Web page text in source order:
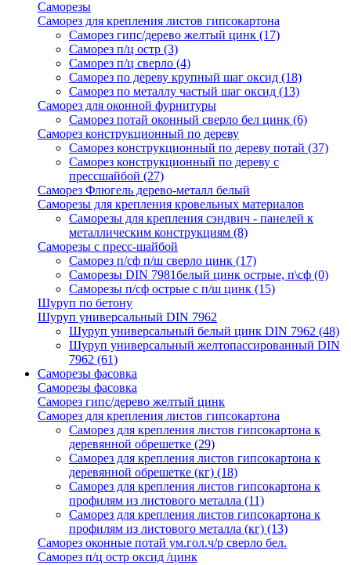
Саморезы
Саморез для крепления листов гипсокартона
Саморез гипс/дерево желтый цинк (17)
Саморез п/ц остр (3)
Саморез п/ц сверло (4)
Саморез по дереву крупный шаг оксид (18)
Саморез по металлу частый шаг оксид (13)
Саморез для оконной фурнитуры
Саморез потай оконный сверло бел цинк (6)
Саморез конструкционный по дереву
Саморез конструкционный по дереву потай (37)
Саморез конструкционный по дереву с
прессшайбой (27)
Саморез Флюгель дерево-металл белый
Саморезы для крепления кровельных материалов
Саморезы для крепления сэндвич - панелей к
металлическим конструкциям (8)
Саморезы с пресс-шайбой
Саморез п/сф п/ш сверло цинк (17)
Саморезы DIN 7981белый цинк острые, п\сф (0)
Саморезы п/сф острые с п/ш цинк (15)
Шуруп по бетону
Шуруп универсальный DIN 7962
Шуруп универсальный белый цинк DIN 7962 (48)
Шуруп универсальный желтопассированный DIN
7962 (61)
Саморезы фасовка
Саморезы фасовка
Саморез гипс/дерево желтый цинк
Саморез для крепления листов гипсокартона
Саморез для крепления листов гипсокартона к
деревянной обрешетке (29)
Саморез для крепления листов гипсокартона к
деревянной обрешетке (кг) (18)
Саморез для крепления листов гипсокартона к
профилям из листового металла (11)
Саморез для крепления листов гипсокартона к
профилям из листового металла (кг) (13)
Саморез оконные потай ум.гол.ч/р сверло бел.
Саморез п/ц остр оксид /цинк